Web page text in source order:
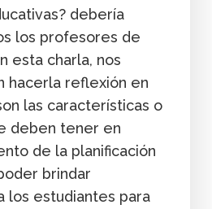
debería
los profesores de
esta charla, nos
hacerla reflexión en
las características o
deben tener en
de la planificación
brindar
los estudiantes para